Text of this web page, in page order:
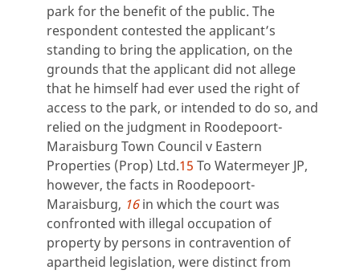
park for the benefit of the public. The
respondent contested the applicant’s
standing to bring the application, on the
grounds that the applicant did not allege
that he himself had ever used the right of
access to the park, or intended to do so, and
relied on the judgment in Roodepoort-
Maraisburg Town Council v Eastern
Properties (Prop) Ltd.15 To Watermeyer JP,
however, the facts in Roodepoort-
Maraisburg, 16in which the court was
confronted with illegal occupation of
property by persons in contravention of
apartheid legislation, were distinct from